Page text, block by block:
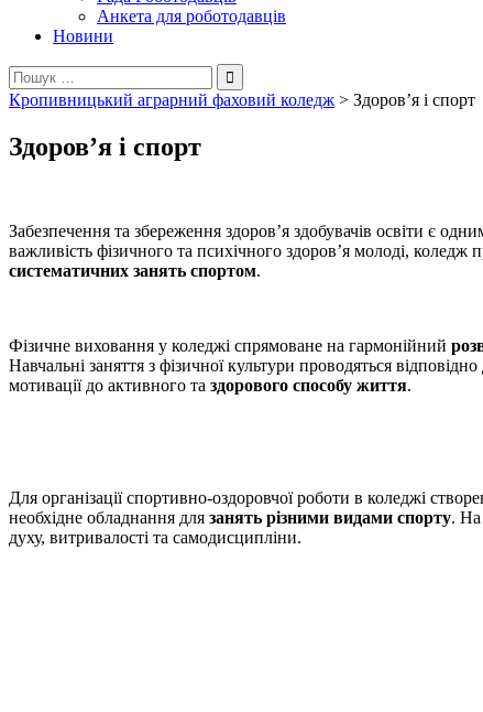
Анкета для роботодавців
Новини
Пошук:
Кропивницький аграрний фаховий коледж > Здоров’я і спорт
Здоров’я і спорт
Забезпечення та збереження здоров’я здобувачів освіти є
важливість фізичного та психічного здоров’я молоді,
систематичних занять спортом.
Фізичне виховання у коледжі спрямоване на гармонійний
Навчальні заняття з фізичної культури проводяться
мотивації до активного та здорового способу життя.
Для організації спортивно-оздоровчої роботи в коледжі
необхідне обладнання для занять різними видами спорту. На
духу, витривалості та самодисципліни.